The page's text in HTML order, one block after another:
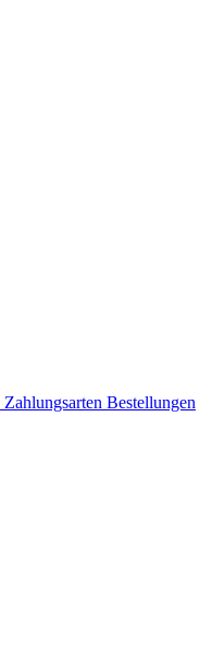
Zahlungsarten Bestellungen